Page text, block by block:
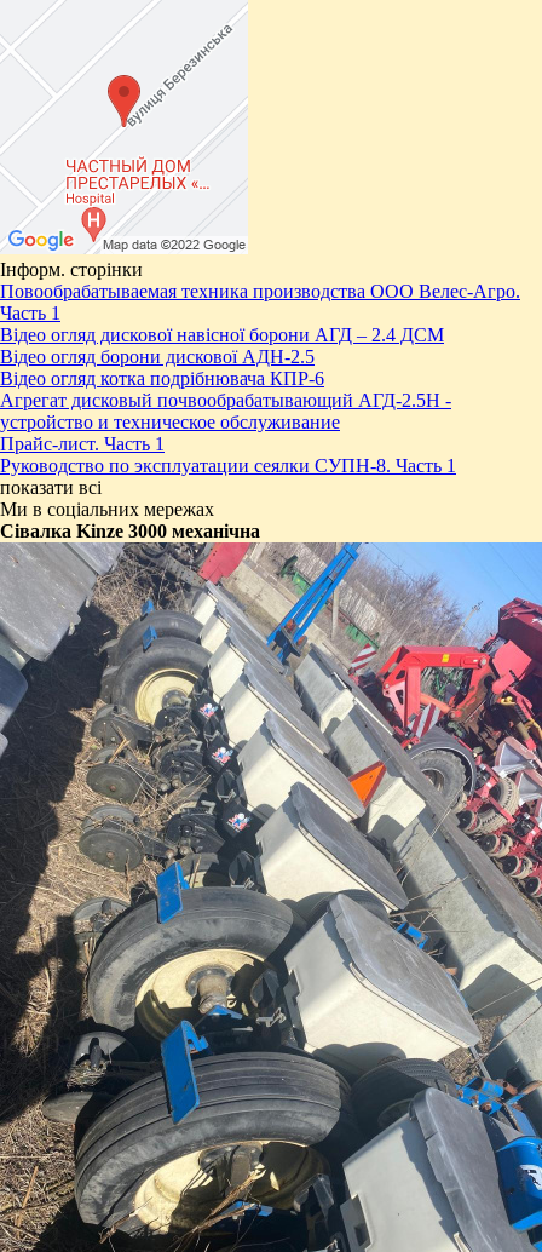
Інформ. сторінки
Повообрабатываемая техника производства ООО Велес-Агро.
Часть 1
Відео огляд дискової навісної борони АГД – 2.4 ДСМ
Відео огляд борони дискової АДН-2.5
Відео огляд котка подрібнювача КПР-6
Агрегат дисковый почвообрабатывающий АГД-2.5Н -
устройство и техническое обслуживание
Прайс-лист. Часть 1
Руководство по эксплуатации сеялки СУПН-8. Часть 1
показати всі
Ми в соціальних мережах
​Сівалка Kinze 3000 механічна